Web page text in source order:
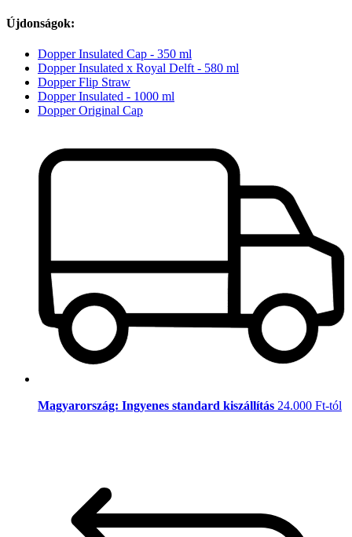
Újdonságok:
Dopper Insulated Cap - 350 ml
Dopper Insulated x Royal Delft - 580 ml
Dopper Flip Straw
Dopper Insulated - 1000 ml
Dopper Original Cap
Magyarország: Ingyenes standard kiszállítás 24.000 Ft-tól